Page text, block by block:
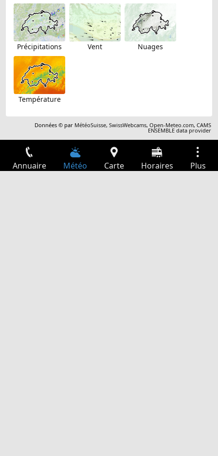
Précipitations Vent Nuages
Température
Données © par MétéoSuisse,SwissWebcams,Open-Meteo.com,CAMS
ENSEMBLE data provider
Annuaire Météo Carte Horaires Plus